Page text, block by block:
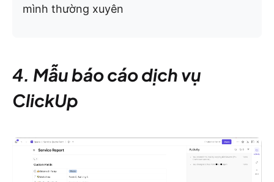
mình thường xuyên
4. Mẫu báo cáo dịch vụ
ClickUp